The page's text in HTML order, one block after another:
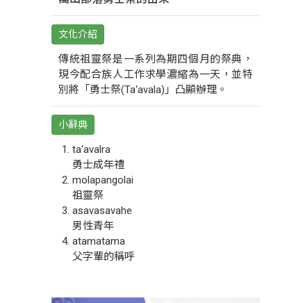
文化介紹
傳統祖靈祭是一系列為期四個月的祭典，
現今配合族人工作求學濃縮為一天，並特
別將「勇士祭(Ta‘avala)」凸顯辦理。
小辭典
ta‘avalra
勇士成年禮
molapangolai
祖靈祭
asavasavahe
男性青年
atamatama
父字輩的稱呼